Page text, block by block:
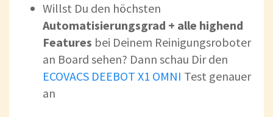
Willst Du den höchsten
Automatisierungsgrad + alle highend
Features bei Deinem Reinigungsroboter
an Board sehen? Dann schau Dir den
ECOVACS DEEBOT X1 OMNI Test genauer
an